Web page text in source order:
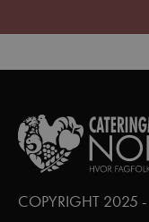
COPYRIGHT 2025